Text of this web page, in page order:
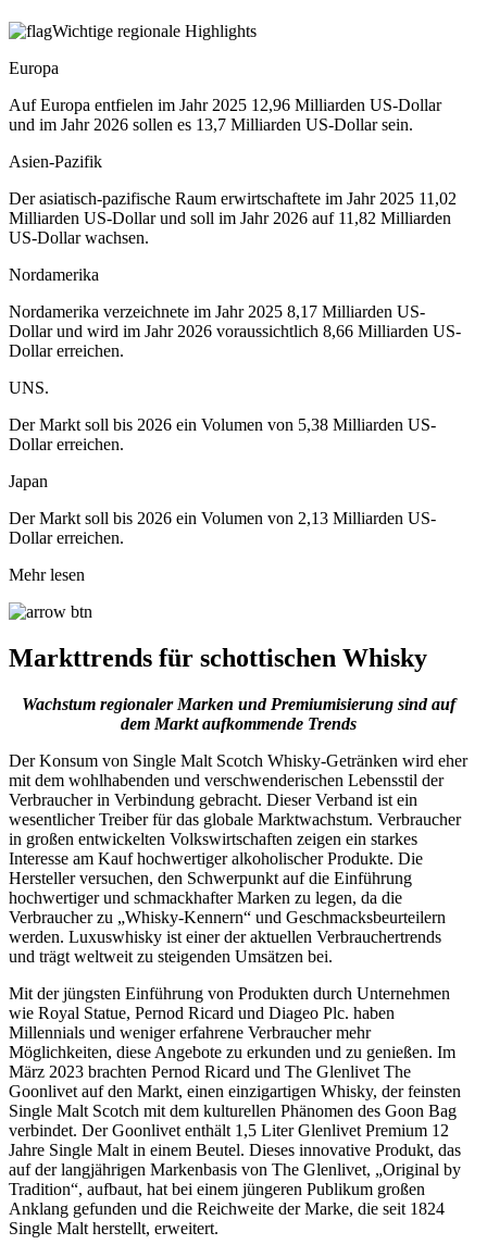
Wichtige regionale Highlights
Europa
Auf Europa entfielen im Jahr 2025 12,96 Milliarden US-Dollar
und im Jahr 2026 sollen es 13,7 Milliarden US-Dollar sein.
Asien-Pazifik
Der asiatisch-pazifische Raum erwirtschaftete im Jahr 2025 11,02
Milliarden US-Dollar und soll im Jahr 2026 auf 11,82 Milliarden
US-Dollar wachsen.
Nordamerika
Nordamerika verzeichnete im Jahr 2025 8,17 Milliarden US-
Dollar und wird im Jahr 2026 voraussichtlich 8,66 Milliarden US-
Dollar erreichen.
UNS.
Der Markt soll bis 2026 ein Volumen von 5,38 Milliarden US-
Dollar erreichen.
Japan
Der Markt soll bis 2026 ein Volumen von 2,13 Milliarden US-
Dollar erreichen.
Mehr lesen
Markttrends für schottischen Whisky
Wachstum regionaler Marken und Premiumisierung sind auf
dem Markt aufkommende Trends
Der Konsum von Single Malt Scotch Whisky-Getränken wird eher
mit dem wohlhabenden und verschwenderischen Lebensstil der
Verbraucher in Verbindung gebracht. Dieser Verband ist ein
wesentlicher Treiber für das globale Marktwachstum. Verbraucher
in großen entwickelten Volkswirtschaften zeigen ein starkes
Interesse am Kauf hochwertiger alkoholischer Produkte. Die
Hersteller versuchen, den Schwerpunkt auf die Einführung
hochwertiger und schmackhafter Marken zu legen, da die
Verbraucher zu „Whisky-Kennern“ und Geschmacksbeurteilern
werden. Luxuswhisky ist einer der aktuellen Verbrauchertrends
und trägt weltweit zu steigenden Umsätzen bei.
Mit der jüngsten Einführung von Produkten durch Unternehmen
wie Royal Statue, Pernod Ricard und Diageo Plc. haben
Millennials und weniger erfahrene Verbraucher mehr
Möglichkeiten, diese Angebote zu erkunden und zu genießen. Im
März 2023 brachten Pernod Ricard und The Glenlivet The
Goonlivet auf den Markt, einen einzigartigen Whisky, der feinsten
Single Malt Scotch mit dem kulturellen Phänomen des Goon Bag
verbindet. Der Goonlivet enthält 1,5 Liter Glenlivet Premium 12
Jahre Single Malt in einem Beutel. Dieses innovative Produkt, das
auf der langjährigen Markenbasis von The Glenlivet, „Original by
Tradition“, aufbaut, hat bei einem jüngeren Publikum großen
Anklang gefunden und die Reichweite der Marke, die seit 1824
Single Malt herstellt, erweitert.